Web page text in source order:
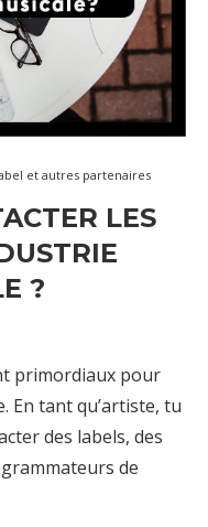
et autres partenaires
LES
?
primordiaux pour
En tant qu’artiste, tu
des labels, des
de